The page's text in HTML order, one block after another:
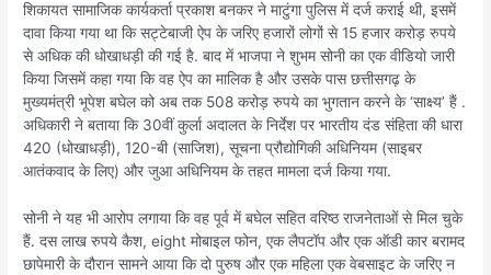
शिकायत सामाजिक कार्यकर्ता प्रकाश बनकर ने माटुंगा पुलिस में दर्ज कराई थी, इसमें
दावा किया गया था कि सट्टेबाजी ऐप के जरिए हजारों लोगों से 15 हजार करोड़ रुपये
से अधिक की धोखाधड़ी की गई है. बाद में भाजपा ने शुभम सोनी का एक वीडियो जारी
किया जिसमें कहा गया कि वह ऐप का मालिक है और उसके पास छत्तीसगढ़ के
मुख्यमंत्री भूपेश बघेल को अब तक 508 करोड़ रुपये का भुगतान करने के ‘साक्ष्य’ हैं .
अधिकारी ने बताया कि 30वीं कुर्ला अदालत के निर्देश पर भारतीय दंड संहिता की धारा
420 (धोखाधड़ी), 120-बी (साजिश), सूचना प्रौद्योगिकी अधिनियम (साइबर
आतंकवाद के लिए) और जुआ अधिनियम के तहत मामला दर्ज किया गया.
सोनी ने यह भी आरोप लगाया कि वह पूर्व में बघेल सहित वरिष्ठ राजनेताओं से मिल चुके
हैं. दस लाख रुपये कैश, eight मोबाइल फोन, एक लैपटॉप और एक ऑडी कार बरामद
छापेमारी के दौरान सामने आया कि दो पुरुष और एक महिला एक वेबसाइट के जरिए न